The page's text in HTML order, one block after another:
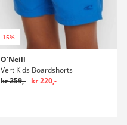
-15%
O'Neill
Vert Kids Boardshorts
kr 259,- kr 220,-